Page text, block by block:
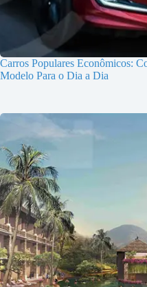
Carros Populares Econômicos:
Modelo Para o Dia a Dia